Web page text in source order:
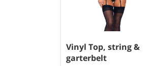
Vinyl Top, string &
garterbelt